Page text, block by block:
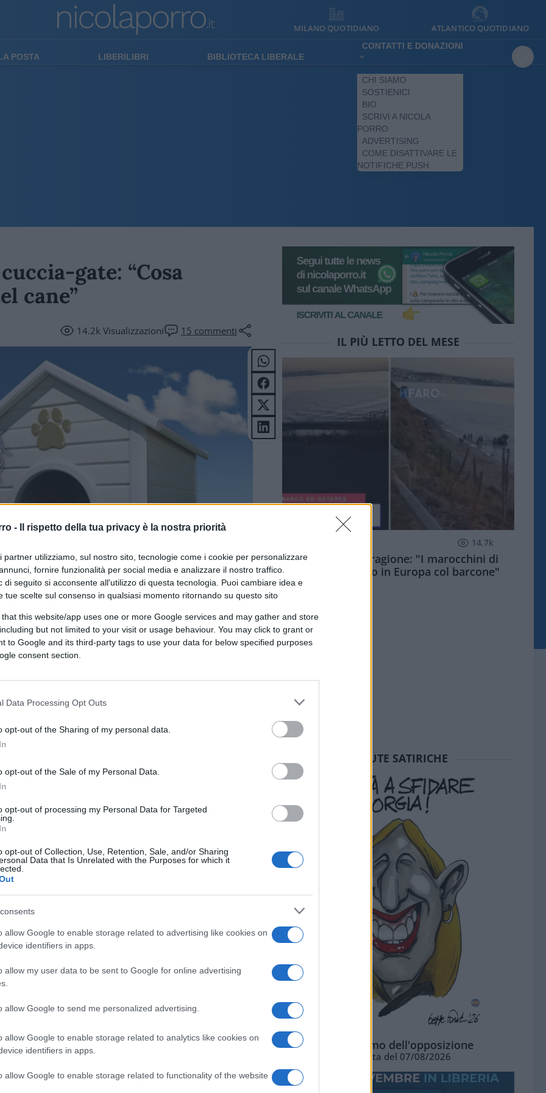
- Il rispetto della tua privacy è la nostra priorità
partner utilizziamo, sul nostro sito, tecnologie come i cookie per personalizzare
fornire funzionalità per social media e analizzare il nostro traffico.
di seguito si acconsente all'utilizzo di questa tecnologia. Puoi cambiare idea e
tue scelte sul consenso in qualsiasi momento ritornando su questo sito
that this website/app uses one or more Google services and may gather and store
but not limited to your visit or usage behaviour. You may click to grant or
to Google and its third-party tags to use your data for below specified purposes
consent section.
Data Processing Opt Outs
opt-out of the Sharing of my personal data.
opt-out of the Sale of my Personal Data.
opt-out of processing my Personal Data for Targeted
opt-out of Collection, Use, Retention, Sale, and/or Sharing
Data that Is Unrelated with the Purposes for which it
allow Google to enable storage related to advertising like cookies on
identifiers in apps.
allow my user data to be sent to Google for online advertising
allow Google to send me personalized advertising.
allow Google to enable storage related to analytics like cookies on
identifiers in apps.
allow Google to enable storage related to functionality of the website
MILANO QUOTIDIANO ATLANTICO QUOTIDIANO
POSTA LIBERILIBRI BIBLIOTECA LIBERALE
CONTATTI E DONAZIONI
CHI SIAMO
SOSTIENICI
BIO
SCRIVI A NICOLA
PORRO
ADVERTISING
COME DISATTIVARE LE
NOTIFICHE PUSH
gate: “Cosa
cane”
14.2kVisualizzazioni 15 commenti
su Google
spesso gli attori di una
della sinistra e, lei almeno, grandi
che oggi consegnano a
Bio – ha tutto il fascino di un
e quel misterioso tesoro sotterraneo.
rurali parte da lontano. Parte dalla
questa leggenda di Capalbio piccola
esclama Cirinnà. “Ché poi qui vince
e arriva alle recenti delusioni politiche,
a causa della candidatura nel difficile
battaglie politiche. “Il Pd è un partito
non hanno perdonato di aver avuto
che trova riscontro nelle parole di
tutti che sarei andata a sbattere”. Gli
le resistenze nel Pd – continua Cirinnà –
in quei giorni si lamentava ogni giorno
e froci’. Dissi a Esterino: parlaci tu,
IL PIÙ LETTO DEL MESE
14.7k
Meloni aveva ragione: "I marocchini di
Ceuta sbarcano in Europa col barcone"
SEDUTE SATIRICHE
L'ottimismo dell'opposizione
Vignetta del 07/08/2026